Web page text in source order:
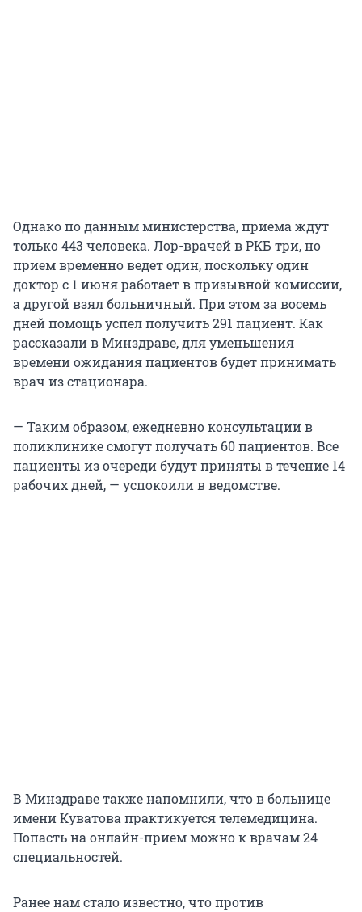
Однако по данным министерства, приема ждут
только 443 человека. Лор-врачей в РКБ три, но
прием временно ведет один, поскольку один
доктор с 1 июня работает в призывной комиссии,
а другой взял больничный. При этом за восемь
дней помощь успел получить 291 пациент. Как
рассказали в Минздраве, для уменьшения
времени ожидания пациентов будет принимать
врач из стационара.
— Таким образом, ежедневно консультации в
поликлинике смогут получать 60 пациентов. Все
пациенты из очереди будут приняты в течение 14
рабочих дней, — успокоили в ведомстве.
В Минздраве также напомнили, что в больнице
имени Куватова практикуется телемедицина.
Попасть на онлайн-прием можно к врачам 24
специальностей.
Ранее нам стало известно, что против